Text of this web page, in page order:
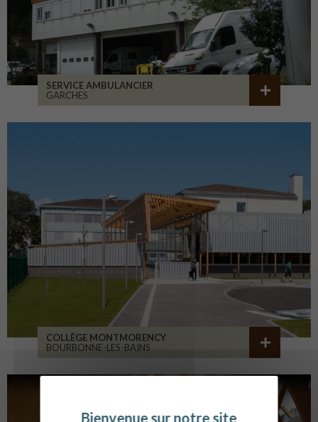
SERVICE AMBULANCIER
GARCHES
COLLÈGE MONTMORENCY
BOURBONNE-LES-BAINS